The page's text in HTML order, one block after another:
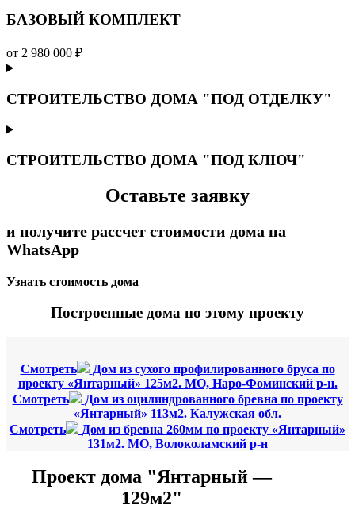
БАЗОВЫЙ КОМПЛЕКТ
от 2 980 000 ₽
СТРОИТЕЛЬСТВО ДОМА "ПОД ОТДЕЛКУ"
СТРОИТЕЛЬСТВО ДОМА "ПОД КЛЮЧ"
Оставьте заявку
и получите рассчет стоимости дома на
WhatsApp
Узнать стоимость дома
Построенные дома по этому проекту
Смотреть
Дом из сухого профилированного бруса по
проекту «Янтарный» 125м2. МО, Наро-Фоминский р-н.
Смотреть
Дом из оцилиндрованного бревна по проекту
«Янтарный» 113м2. Калужская обл.
Смотреть
Дом из бревна 260мм по проекту «Янтарный»
131м2. МО, Волоколамский р-н
Проект дома "Янтарный —
129м2"